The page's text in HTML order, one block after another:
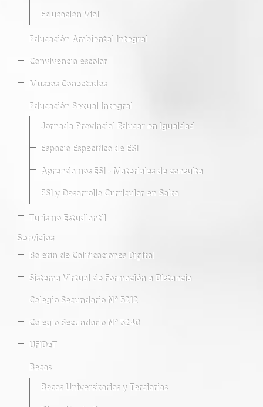
Educación Vial
Educación Ambiental Integral
Convivencia escolar
Museos Conectados
Educación Sexual Integral
Jornada Provincial Educar en Igualdad
Espacio Específico de ESI
Aprendamos ESI - Materiales de consulta
ESI y Desarrollo Curricular en Salta
Turismo Estudiantil
Servicios
Boletín de Calificaciones Digital
Sistema Virtual de Formación a Distancia
Colegio Secundario Nº 5212
Colegio Secundario Nº 5240
UFIDeT
Becas
Becas Universitarias y Terciarias